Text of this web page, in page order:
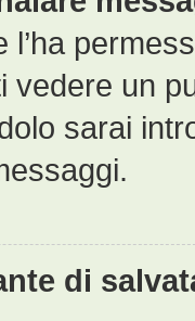
l’ha
vedere un
sarai
di